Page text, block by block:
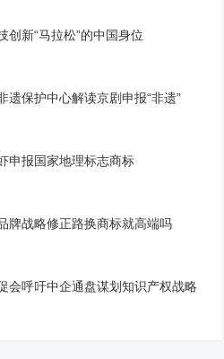
创新“马拉松”的中国身位
遗保护中心解读京剧申报“非遗”
申报国家地理标志商标
牌战略修正路换商标就高端吗
会呼吁中企通盘谋划知识产权战略